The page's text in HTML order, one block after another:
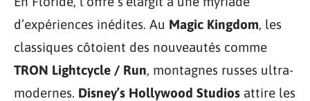
d’expériences inédites. Au Magic Kingdom, les
classiques côtoient des nouveautés comme
TRON Lightcycle / Run, montagnes russes ultra-
modernes. Disney’s Hollywood Studios attire les